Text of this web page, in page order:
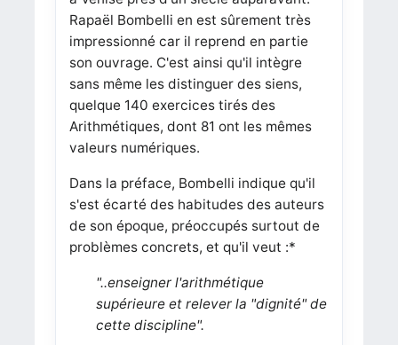
Rapaël Bombelli en est sûrement très
impressionné car il reprend en partie
son ouvrage. C'est ainsi qu'il intègre
sans même les distinguer des siens,
quelque 140 exercices tirés des
Arithmétiques, dont 81 ont les mêmes
valeurs numériques.
Dans la préface, Bombelli indique qu'il
s'est écarté des habitudes des auteurs
de son époque, préoccupés surtout de
problèmes concrets, et qu'il veut :*
"..enseigner l'arithmétique
supérieure et relever la "dignité" de
cette discipline".